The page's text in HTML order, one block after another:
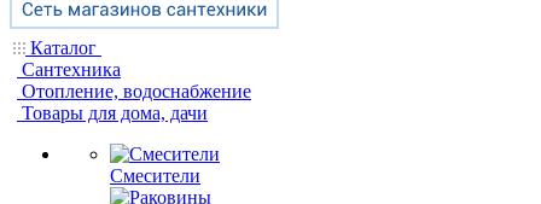
Каталог
Сантехника
Отопление, водоснабжение
Товары для дома, дачи
Смесители